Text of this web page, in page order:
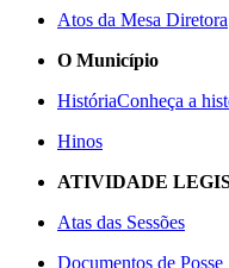
Atos da Mesa Diretora
O Município
HistóriaConheça a
Hinos
ATIVIDADE
Atas das Sessões
Documentos de Posse